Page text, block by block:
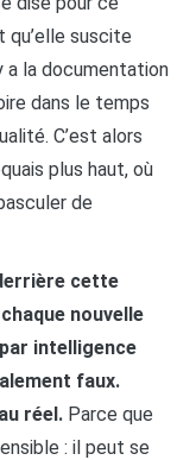
qu’elle suscite
a la documentation
dans le temps
C’est alors
plus haut, où
de
cette
nouvelle
intelligence
faux.
réel. Parce que
: il peut se